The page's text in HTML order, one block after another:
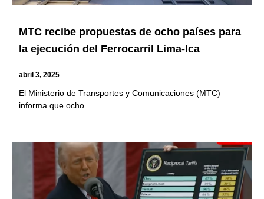
MTC recibe propuestas de ocho países para
la ejecución del Ferrocarril Lima-Ica
abril 3, 2025
El Ministerio de Transportes y Comunicaciones (MTC)
informa que ocho